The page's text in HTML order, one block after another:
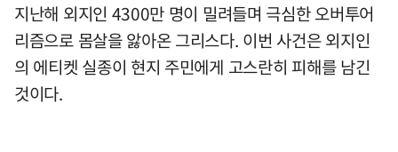
지난해 외지인 4300만 명이 밀려들며 극심한 오버투어
리즘으로 몸살을 앓아온 그리스다. 이번 사건은 외지인
의 에티켓 실종이 현지 주민에게 고스란히 피해를 남긴
것이다.